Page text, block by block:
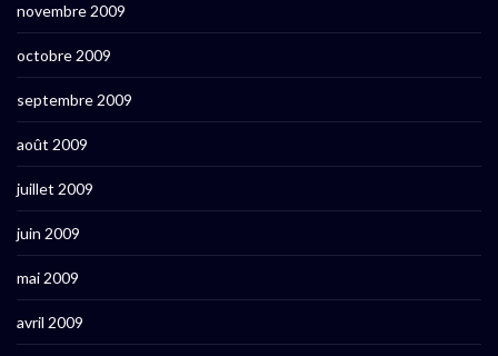
novembre 2009
octobre 2009
septembre 2009
août 2009
juillet 2009
juin 2009
mai 2009
avril 2009